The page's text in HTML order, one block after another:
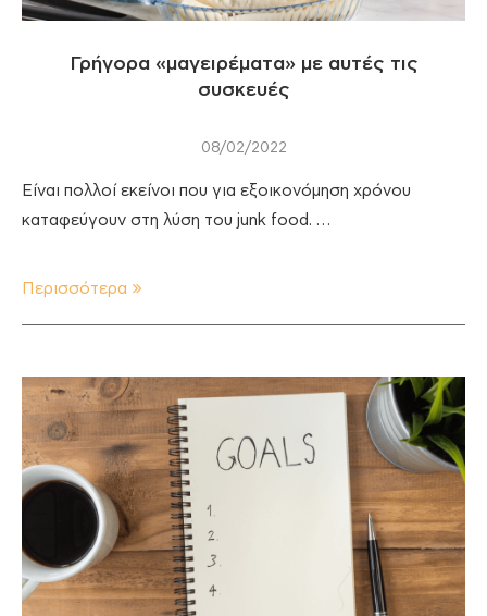
Γρήγορα «μαγειρέματα» με αυτές τις
συσκευές
08/02/2022
Είναι πολλοί εκείνοι που για εξοικονόμηση χρόνου
καταφεύγουν στη λύση του junk food. …
Περισσότερα